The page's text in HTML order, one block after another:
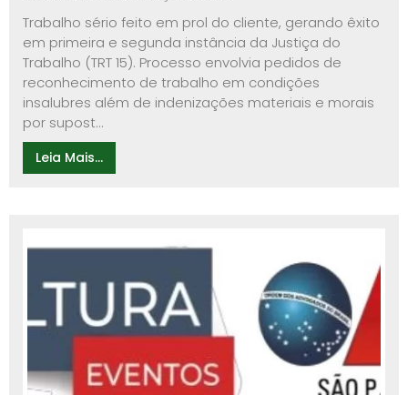
Trabalho sério feito em prol do cliente, gerando êxito
em primeira e segunda instância da Justiça do
Trabalho (TRT 15). Processo envolvia pedidos de
reconhecimento de trabalho em condições
insalubres além de indenizações materiais e morais
por supost...
Leia Mais...